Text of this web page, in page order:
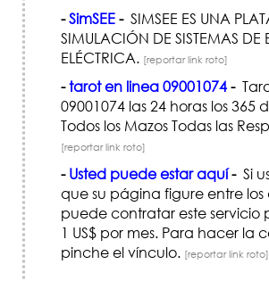
-SimSEE-SIMSEE ES UNA
SIMULACIÓN DE SISTEMAS DE
ELÉCTRICA. [reportar link roto]
-tarot en linea 09001074-
09001074 las 24 horas los 365
Todos los Mazos Todas las
[reportar link roto]
- Usted puede estar aquí-Si
que su página figure entre
puede contratar este
1 US$ por mes. Para hacer la
pinche el vínculo. [reportar link roto]